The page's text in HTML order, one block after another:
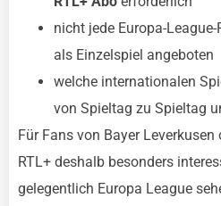
nicht jede Europa-
als Einzelspiel angeboten
welche internationalen
von Spieltag zu Spieltag
Für Fans von Bayer
RTL+ deshalb besonders
gelegentlich Europa League